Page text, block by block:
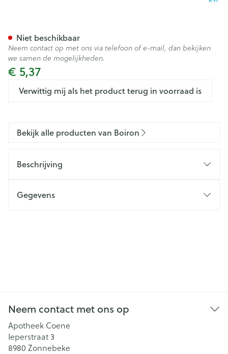
€ 5,37
Verwittig mij als het product terug in voorraad is
Niet beschikbaar
Neem contact op met ons via telefoon of e-mail, dan bekijken
we samen de mogelijkheden.
Bekijk alle producten van Boiron
Beschrijving
Gegevens
Neem contact met ons op
Apotheek Coene
Ieperstraat 3
8980 Zonnebeke